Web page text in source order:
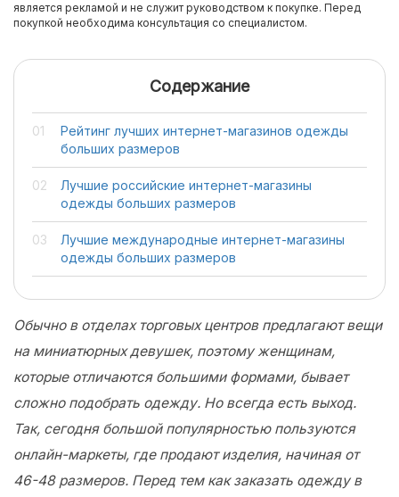
является рекламой и не служит руководством к покупке. Перед
покупкой необходима консультация со специалистом.
Содержание
Рейтинг лучших интернет-магазинов одежды
больших размеров
Лучшие российские интернет-магазины
одежды больших размеров
Лучшие международные интернет-магазины
одежды больших размеров
Обычно в отделах торговых центров предлагают вещи
на миниатюрных девушек, поэтому женщинам,
которые отличаются большими формами, бывает
сложно подобрать одежду. Но всегда есть выход.
Так, сегодня большой популярностью пользуются
онлайн-маркеты, где продают изделия, начиная от
46-48 размеров. Перед тем как заказать одежду в